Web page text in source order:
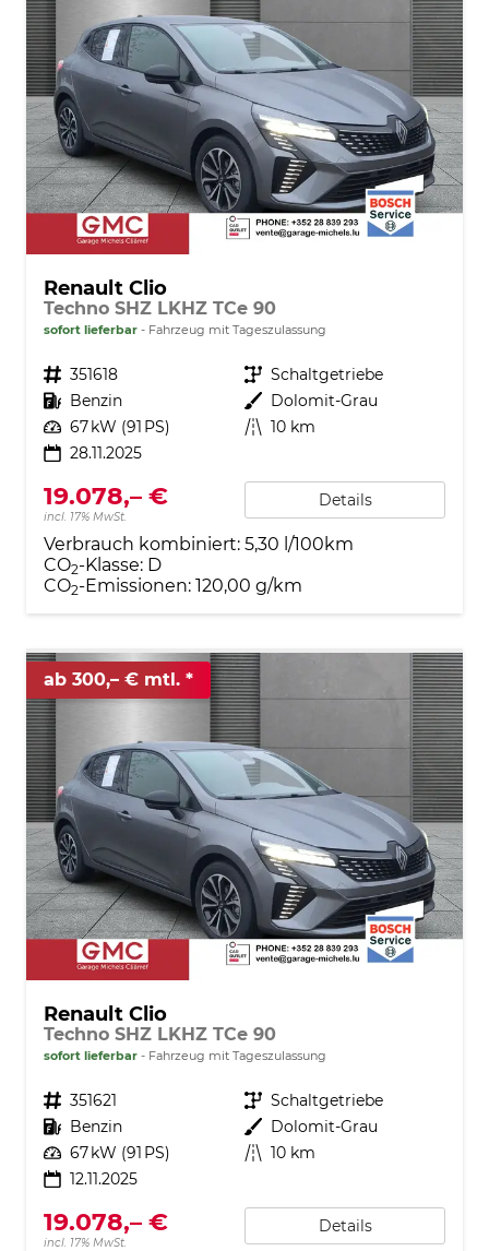
Renault Clio
Techno SHZ LKHZ TCe 90
sofort lieferbar Fahrzeug mit Tageszulassung
Fahrzeugnr. 351618 Getriebe Schaltgetriebe
Kraftstoff Benzin Außenfarbe Dolomit-Grau
Leistung 67 kW (91 PS) Kilometerstand 10 km
28.11.2025
19.078,– €
incl. 17% MwSt.
Details
Verbrauch kombiniert: 5,30 l/100km
CO2-Klasse: D
CO2-Emissionen: 120,00 g/km
ab 300,– € mtl.
Renault Clio
Techno SHZ LKHZ TCe 90
sofort lieferbar Fahrzeug mit Tageszulassung
Fahrzeugnr. 351621 Getriebe Schaltgetriebe
Kraftstoff Benzin Außenfarbe Dolomit-Grau
Leistung 67 kW (91 PS) Kilometerstand 10 km
12.11.2025
19.078,– €
incl. 17% MwSt.
Details